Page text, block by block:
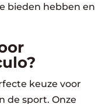
bieden hebben en
keuze voor
de sport. Onze